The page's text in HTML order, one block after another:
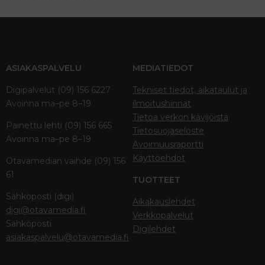
ASIAKASPALVELU
Digipalvelut (09) 156 6227
Avoinna ma–pe 8–19
Painettu lehti (09) 156 665
Avoinna ma–pe 8–19
Otavamedian vaihde (09) 156
61
Sähköposti (digi)
digi@otavamedia.fi
Sähköposti
asiakaspalvelu@otavamedia.fi
MEDIATIEDOT
Tekniset tiedot, aikataulut ja
ilmoitushinnat
Tietoa verkon kävijöistä
Tietosuojaseloste
Avoimuusraportti
Käyttöehdot
TUOTTEET
Aikakauslehdet
Verkkopalvelut
Digilehdet